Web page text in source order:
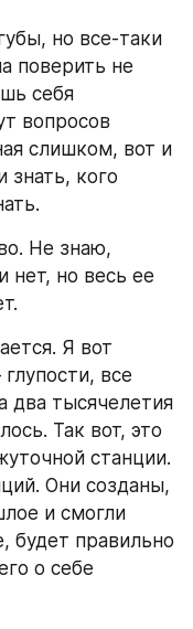
но все-таки
поверить не
себя
вопросов
слишком, вот и
знать, кого
Не знаю,
нет, но весь ее
Я вот
все
два тысячелетия
Так вот, это
станции.
Они созданы,
и смогли
будет правильно
о себе